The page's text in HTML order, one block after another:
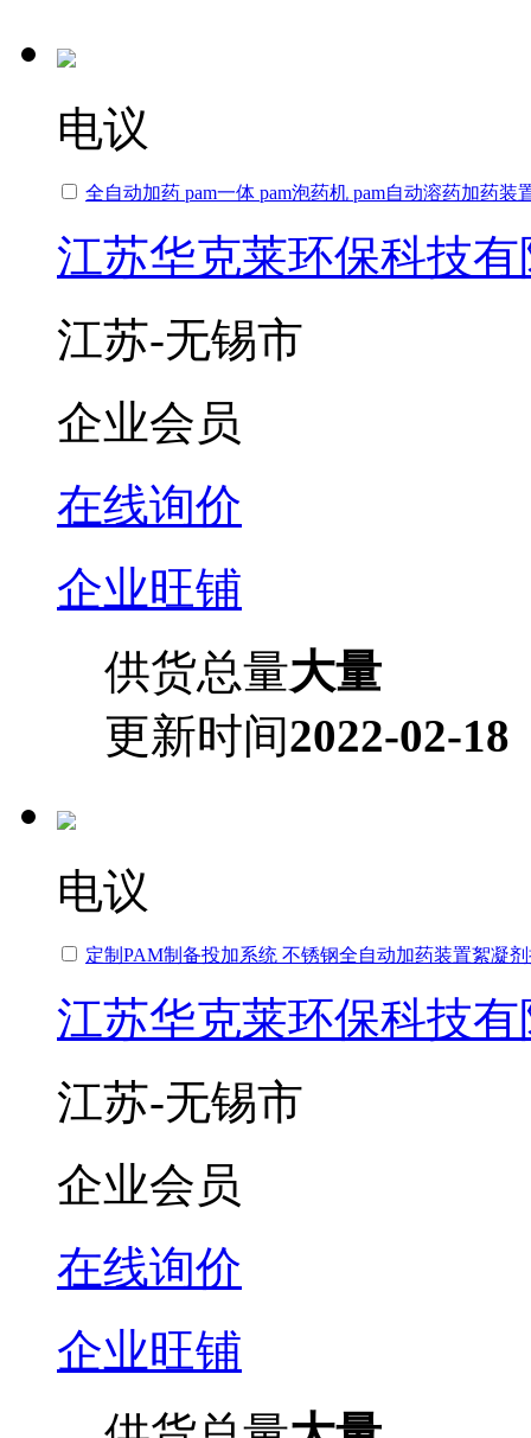
电议
全自动加药 pam一体 pam泡药机 pam自动溶药加药装
江苏华克莱环保科技
江苏-无锡市
企业会员
在线询价
企业旺铺
供货总量大量
更新时间2022-02-18
电议
定制PAM制备投加系统 不锈钢全自动加药装置絮凝
江苏华克莱环保科技
江苏-无锡市
企业会员
在线询价
企业旺铺